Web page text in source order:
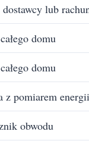
lub
domu
domu
z pomiarem energii
obwodu